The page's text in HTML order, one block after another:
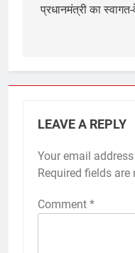
प्रधानमंत्री का
LEAVE A REPLY
Your email
Required fields are
Comment *